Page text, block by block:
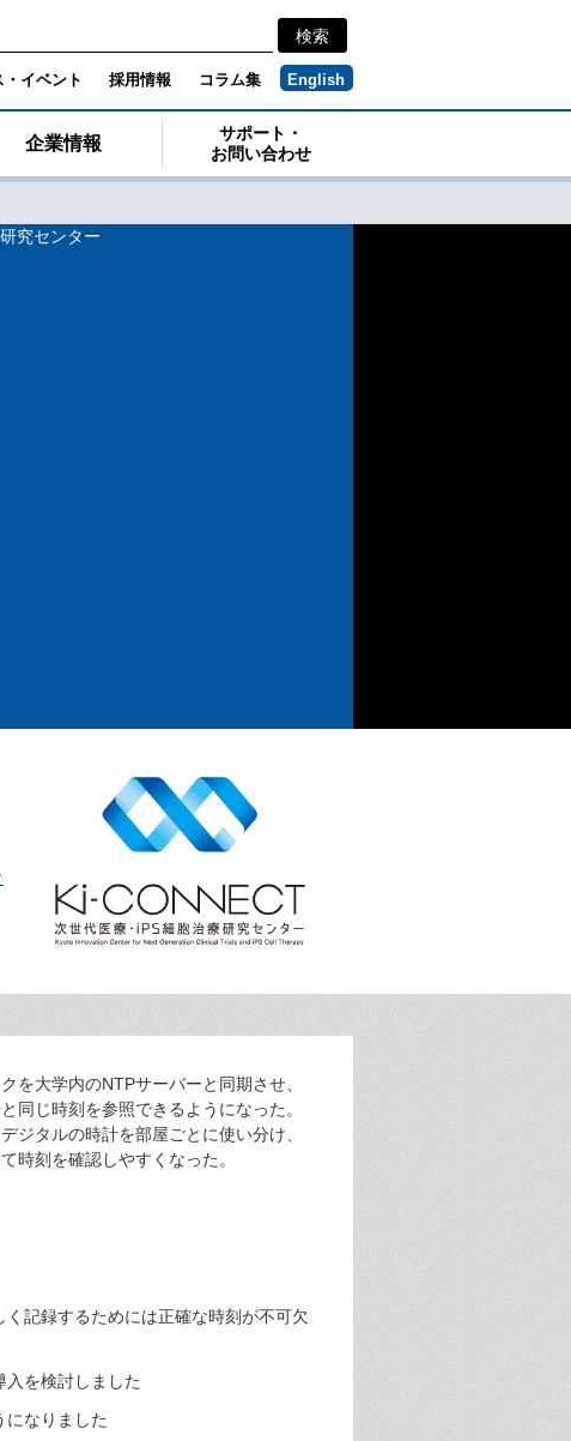
・イベント 採用情報 コラム集 English
企業情報
サポート・
お問い合わせ
を大学内のNTPサーバーと同期させ、
同じ時刻を参照できるようになった。
ジタルの時計を部屋ごとに使い分け、
時刻を確認しやすくなった。
記録するためには正確な時刻が不可欠
入を検討しました
になりました